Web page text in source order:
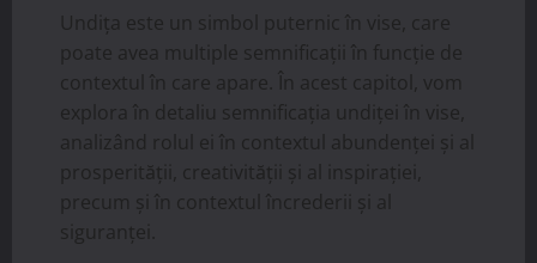
Undița este un simbol puternic în vise, care
poate avea multiple semnificații în funcție de
contextul în care apare. În acest capitol, vom
explora în detaliu semnificația undiței în vise,
analizând rolul ei în contextul abundenței și al
prosperității, creativității și al inspirației,
precum și în contextul încrederii și al
siguranței.